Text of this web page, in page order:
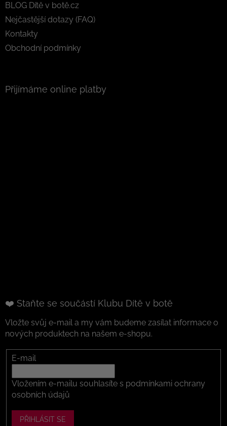
BLOG Dítě v botě.cz
Nejčastější dotazy (FAQ)
Kontakty
Obchodní podmínky
Přijímáme online platby
❤️ Staňte se součástí Klubu Dítě v botě
Vložte svůj e-mail a my vám budeme zasílat informace o
nových produktech na našem e-shopu.
E-mail
Vložením e-mailu souhlasíte s podmínkami ochrany
osobních údajů
PŘIHLÁSIT SE